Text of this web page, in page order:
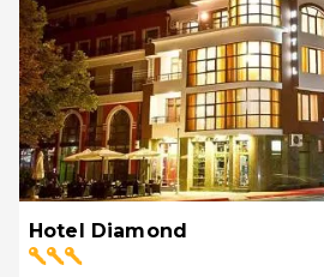
Hotel Diamond